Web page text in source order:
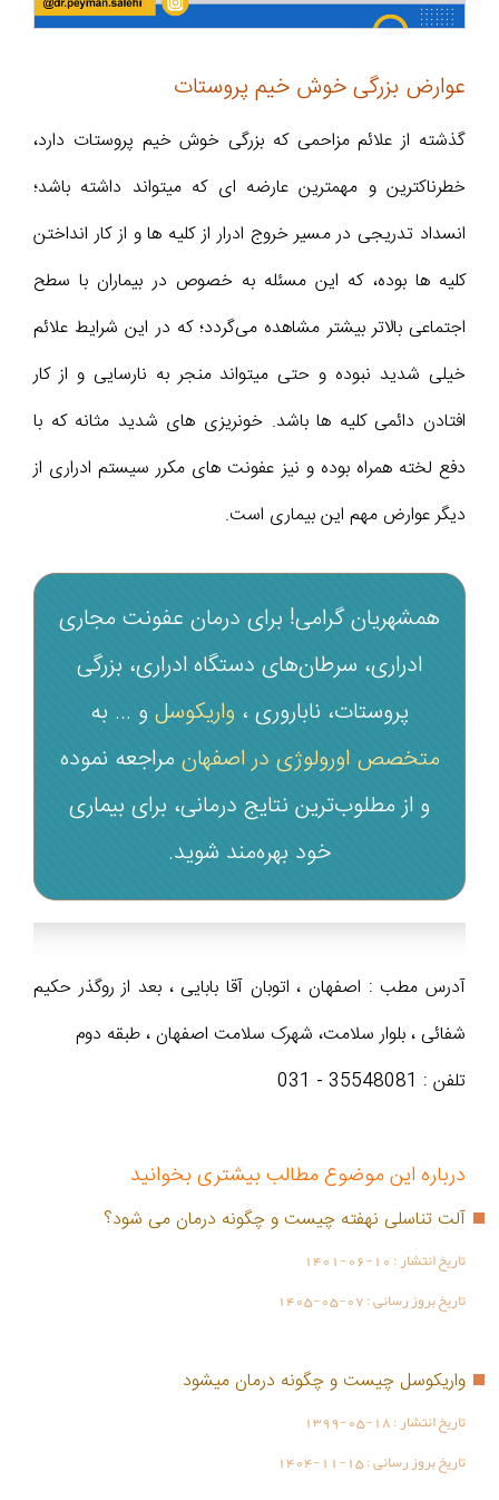
عوارض بزرگی خوش خیم پروستات
گذشته از علائم مزاحمی که بزرگی خوش خیم پروستات دارد،
خطرناکترین و مهمترین عارضه ای که میتواند داشته باشد؛
انسداد تدریجی در مسیر خروج ادرار از کلیه ها و از کار انداختن
کلیه ها بوده، که این مسئله به خصوص در بیماران با سطح
اجتماعی بالاتر بیشتر مشاهده می‌گردد؛ که در این شرایط علائم
خیلی شدید نبوده و حتی میتواند منجر به نارسایی و از کار
افتادن دائمی کلیه ها باشد. خونریزی های شدید مثانه که با
دفع لخته همراه بوده و نیز عفونت های مکرر سیستم ادراری از
دیگر عوارض مهم این بیماری است.
همشهریان گرامی! برای درمان عفونت مجاری
ادراری، سرطان‌های دستگاه ادراری، بزرگی
پروستات، ناباروری ، واریکوسل و ... به
متخصص اورولوژی در اصفهان مراجعه نموده
و از مطلوب‌ترین نتایج درمانی، برای بیماری
خود بهره‌مند شوید.
آدرس مطب : اصفهان ، اتوبان آقا بابایی ، بعد از روگذر حکیم
شفائی ، بلوار سلامت، شهرک سلامت اصفهان ، طبقه دوم
تلفن : 35548081 - 031
درباره این موضوع مطالب بیشتری بخوانید
آلت تناسلی نهفته چیست و چگونه درمان می شود؟
تاریخ انتشار :1401-06-10
تاریخ بروز رسانی :1405-05-07
واریکوسل چیست و چگونه درمان میشود
تاریخ انتشار :1399-05-18
تاریخ بروز رسانی :1404-11-15